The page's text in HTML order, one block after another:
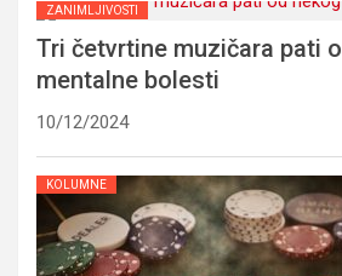
ZANIMLJIVOSTI
Tri četvrtine muzičara pati
mentalne bolesti
10/12/2024
KOLUMNE